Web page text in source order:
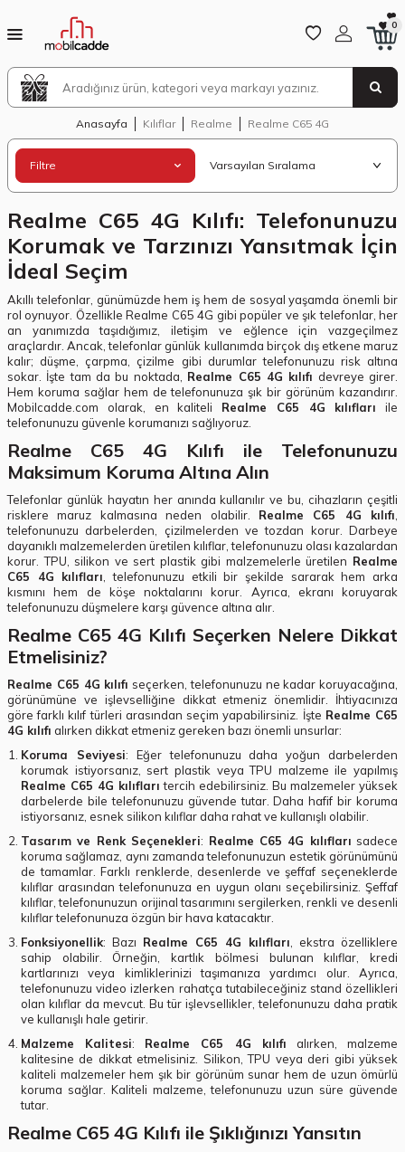
0
Anasayfa Kılıflar Realme Realme C65 4G
Filtre
Realme C65 4G Kılıfı: Telefonunuzu
Korumak ve Tarzınızı Yansıtmak İçin
İdeal Seçim
Akıllı telefonlar, günümüzde hem iş hem de sosyal yaşamda önemli bir
rol oynuyor. Özellikle Realme C65 4G gibi popüler ve şık telefonlar, her
an yanımızda taşıdığımız, iletişim ve eğlence için vazgeçilmez
araçlardır. Ancak, telefonlar günlük kullanımda birçok dış etkene maruz
kalır; düşme, çarpma, çizilme gibi durumlar telefonunuzu risk altına
sokar. İşte tam da bu noktada, Realme C65 4G kılıfı devreye girer.
Hem koruma sağlar hem de telefonunuza şık bir görünüm kazandırır.
Mobilcadde.com olarak, en kaliteli Realme C65 4G kılıfları ile
telefonunuzu güvenle korumanızı sağlıyoruz.
Realme C65 4G Kılıfı ile Telefonunuzu
Maksimum Koruma Altına Alın
Telefonlar günlük hayatın her anında kullanılır ve bu, cihazların çeşitli
risklere maruz kalmasına neden olabilir. Realme C65 4G kılıfı,
telefonunuzu darbelerden, çizilmelerden ve tozdan korur. Darbeye
dayanıklı malzemelerden üretilen kılıflar, telefonunuzu olası kazalardan
korur. TPU, silikon ve sert plastik gibi malzemelerle üretilen Realme
C65 4G kılıfları, telefonunuzu etkili bir şekilde sararak hem arka
kısmını hem de köşe noktalarını korur. Ayrıca, ekranı koruyarak
telefonunuzu düşmelere karşı güvence altına alır.
Realme C65 4G Kılıfı Seçerken Nelere Dikkat
Etmelisiniz?
Realme C65 4G kılıfı seçerken, telefonunuzu ne kadar koruyacağına,
görünümüne ve işlevselliğine dikkat etmeniz önemlidir. İhtiyacınıza
göre farklı kılıf türleri arasından seçim yapabilirsiniz. İşte Realme C65
4G kılıfı alırken dikkat etmeniz gereken bazı önemli unsurlar:
Koruma Seviyesi: Eğer telefonunuzu daha yoğun darbelerden
korumak istiyorsanız, sert plastik veya TPU malzeme ile yapılmış
Realme C65 4G kılıfları tercih edebilirsiniz. Bu malzemeler yüksek
darbelerde bile telefonunuzu güvende tutar. Daha hafif bir koruma
istiyorsanız, esnek silikon kılıflar daha rahat ve kullanışlı olabilir.
Tasarım ve Renk Seçenekleri: Realme C65 4G kılıfları sadece
koruma sağlamaz, aynı zamanda telefonunuzun estetik görünümünü
de tamamlar. Farklı renklerde, desenlerde ve şeffaf seçeneklerde
kılıflar arasından telefonunuza en uygun olanı seçebilirsiniz. Şeffaf
kılıflar, telefonunuzun orijinal tasarımını sergilerken, renkli ve desenli
kılıflar telefonunuza özgün bir hava katacaktır.
Fonksiyonellik: Bazı Realme C65 4G kılıfları, ekstra özelliklere
sahip olabilir. Örneğin, kartlık bölmesi bulunan kılıflar, kredi
kartlarınızı veya kimliklerinizi taşımanıza yardımcı olur. Ayrıca,
telefonunuzu video izlerken rahatça tutabileceğiniz stand özellikleri
olan kılıflar da mevcut. Bu tür işlevsellikler, telefonunuzu daha pratik
ve kullanışlı hale getirir.
Malzeme Kalitesi: Realme C65 4G kılıfı alırken, malzeme
kalitesine de dikkat etmelisiniz. Silikon, TPU veya deri gibi yüksek
kaliteli malzemeler hem şık bir görünüm sunar hem de uzun ömürlü
koruma sağlar. Kaliteli malzeme, telefonunuzu uzun süre güvende
tutar.
Realme C65 4G Kılıfı ile Şıklığınızı Yansıtın